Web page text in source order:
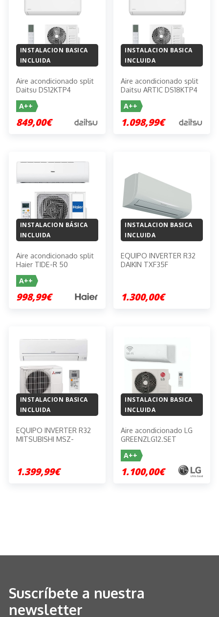
INSTALACION BASICA
INCLUIDA
Aire acondicionado split
Daitsu DS12KTP4
A++
849,00€
INSTALACION BASICA
INCLUIDA
Aire acondicionado split
Daitsu ARTIC DS18KTP4
A++
1.098,99€
INSTALACION BÁSICA
INCLUIDA
Aire acondicionado split
Haier TIDE-R 50
A++
998,99€
INSTALACION BASICA
INCLUIDA
EQUIPO INVERTER R32
DAIKIN TXF35F
1.300,00€
INSTALACION BASICA
INCLUIDA
EQUIPO INVERTER R32
MITSUBISHI MSZ-
1.399,99€
INSTALACION BASICA
INCLUIDA
Aire acondicionado LG
GREENZLG12.SET
A++
1.100,00€
Suscríbete a nuestra
newsletter